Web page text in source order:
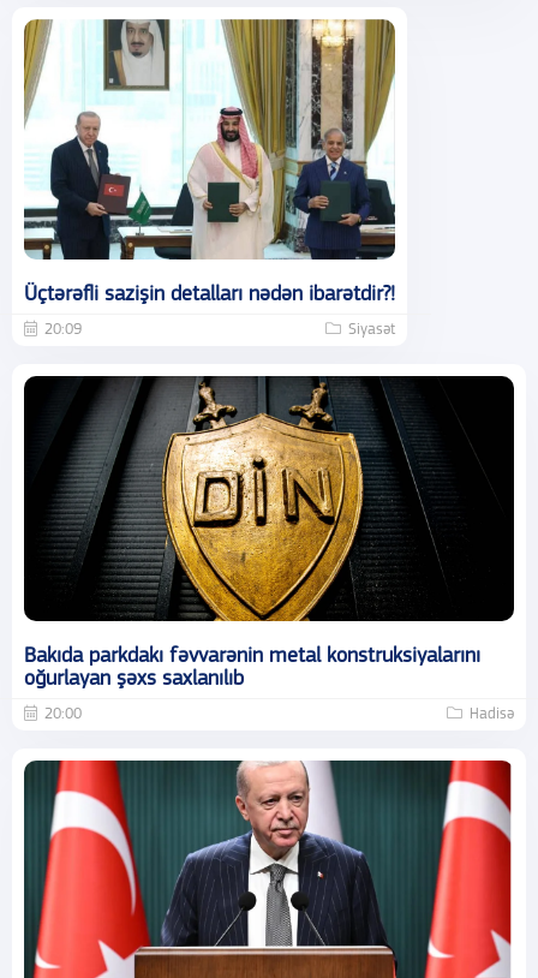
Üçtərəfli sazişin detalları nədən ibarətdir?!
20:09 Siyasət
Bakıda parkdakı fəvvarənin metal konstruksiyalarını
oğurlayan şəxs saxlanılıb
20:00 Hadisə